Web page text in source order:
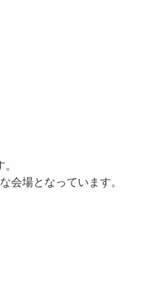
会場となっています。